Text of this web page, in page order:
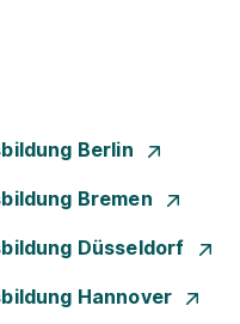
Berlin
Bremen
Düsseldorf
Hannover